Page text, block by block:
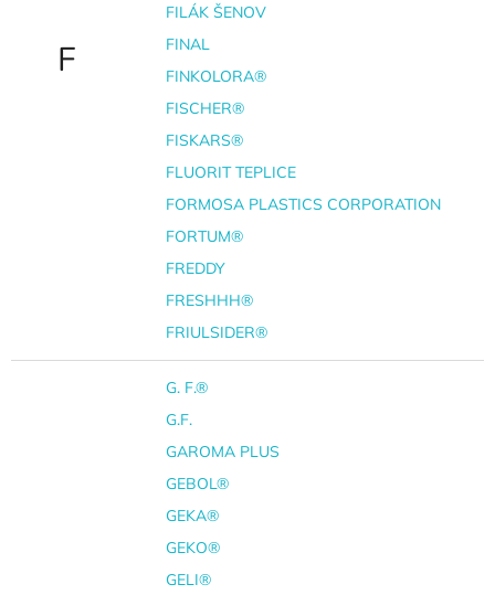
F
FILÁK ŠENOV
FINAL
FINKOLORA®
FISCHER®
FISKARS®
FLUORIT TEPLICE
FORMOSA PLASTICS CORPORATION
FORTUM®
FREDDY
FRESHHH®
FRIULSIDER®
G. F.®
G.F.
GAROMA PLUS
GEBOL®
GEKA®
GEKO®
GELI®